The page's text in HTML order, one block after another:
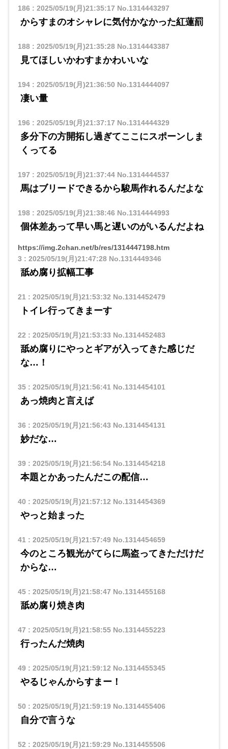
186 : 2025/05/19(月)21:35:17 No.1314443297
からすまのオシャレに気付かなかった紅蓮罰
188: 2025/05/19(月)21:35:28No.1314443387
見てほしいかわすまかわいいな
194: 2025/05/19(月)21:36:50 No.1314444097
凄い量
196 : 2025/05/19(月)21:37:17 No.1314444329
多分下の方開拓し過ぎてここにスポーンしま
くってる
197 : 2025/05/19(月)21:37:44No.1314444537
馬はブリードできるから駿馬作れるんだよな
198: 2025/05/19(月)21:38:46 No.1314444993
個体差あって早い馬と遅いのがいるんだよね
https://img.2chan.net/b/res/1314447198.htm
3 : 2025/05/19(月)21:47:28No.1314449346
舐め腐り拡幅工事
21 : 2025/05/19(月)21:53:32 No.1314452479
トイレ行ってきまーす
22 : 2025/05/19(月)21:53:33 No.1314452483
舐め腐りにやっとギアが入ってきた感じだ
な…！
35: 2025/05/19(月)21:56:41 No.1314454101
あっ焼肉と言えば
36 : 2025/05/19(月)21:56:43 No.1314454131
妙だな…
39: 2025/05/19(月)21:56:54No.1314454218
本題とかあったんだこの配信…
40 : 2025/05/19(月)21:57:12 No.1314454369
やっと始まった
41 : 2025/05/19(月)21:57:49No.1314454659
今のところ観光がてらに馬盗ってきただけだ
からな…
45: 2025/05/19(月)21:58:47 No.1314455168
舐め腐り焼き肉
47 : 2025/05/19(月)21:58:55No.1314455223
行ったんだ焼肉
49: 2025/05/19(月)21:59:12 No.1314455345
やるじゃんからすまー！
50 : 2025/05/19(月)21:59:19No.1314455406
自分で言うな
52 : 2025/05/19(月)21:59:29No.1314455506